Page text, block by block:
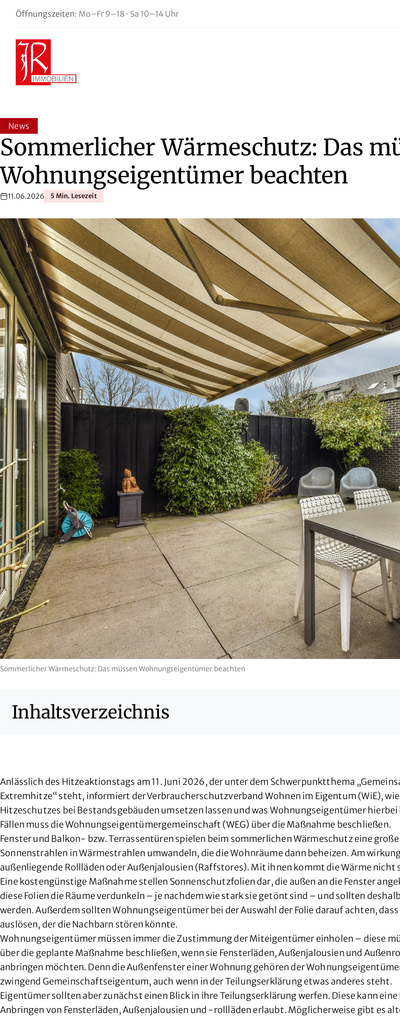
Zum Fuß springen
Öffnungszeiten: Mo–Fr 9–18 · Sa 10–14 Uhr
News
Sommerlicher Wärmeschutz: Das
Wohnungseigentümer beachten
11.06.2026 5 Min. Lesezeit
Sommerlicher Wärmeschutz: Das müssen Wohnungseigentümer beachten
Inhaltsverzeichnis
Anlässlich des Hitzeaktionstags am 11. Juni 2026, der unter dem Schwerpunktthema
Extremhitze“ steht, informiert der Verbraucherschutzverband Wohnen im Eigentum (WiE),
Hitzeschutzes bei Bestandsgebäuden umsetzen lassen und was Wohnungseigentümer
Fällen muss die Wohnungseigentümergemeinschaft (WEG) über die Maßnahme beschließen.
Fenster und Balkon- bzw. Terrassentüren spielen beim sommerlichen Wärmeschutz eine große
Sonnenstrahlen in Wärmestrahlen umwandeln, die die Wohnräume dann beheizen. Am
außenliegende Rollläden oder Außenjalousien (Raffstores). Mit ihnen kommt die Wärme nicht
Eine kostengünstige Maßnahme stellen Sonnenschutzfolien dar, die außen an die Fenster
diese Folien die Räume verdunkeln – je nachdem wie stark sie getönt sind – und sollten
werden. Außerdem sollten Wohnungseigentümer bei der Auswahl der Folie darauf achten,
auslösen, der die Nachbarn stören könnte.
Wohnungseigentümer müssen immer die Zustimmung der Miteigentümer einholen – diese
über die geplante Maßnahme beschließen, wenn sie Fensterläden, Außenjalousien und
anbringen möchten. Denn die Außenfenster einer Wohnung gehören der
zwingend Gemeinschaftseigentum, auch wenn in der Teilungserklärung etwas anderes steht.
Eigentümer sollten aber zunächst einen Blick in ihre Teilungserklärung werfen. Diese kann
Anbringen von Fensterläden, Außenjalousien und -rollläden erlaubt. Möglicherweise gibt es